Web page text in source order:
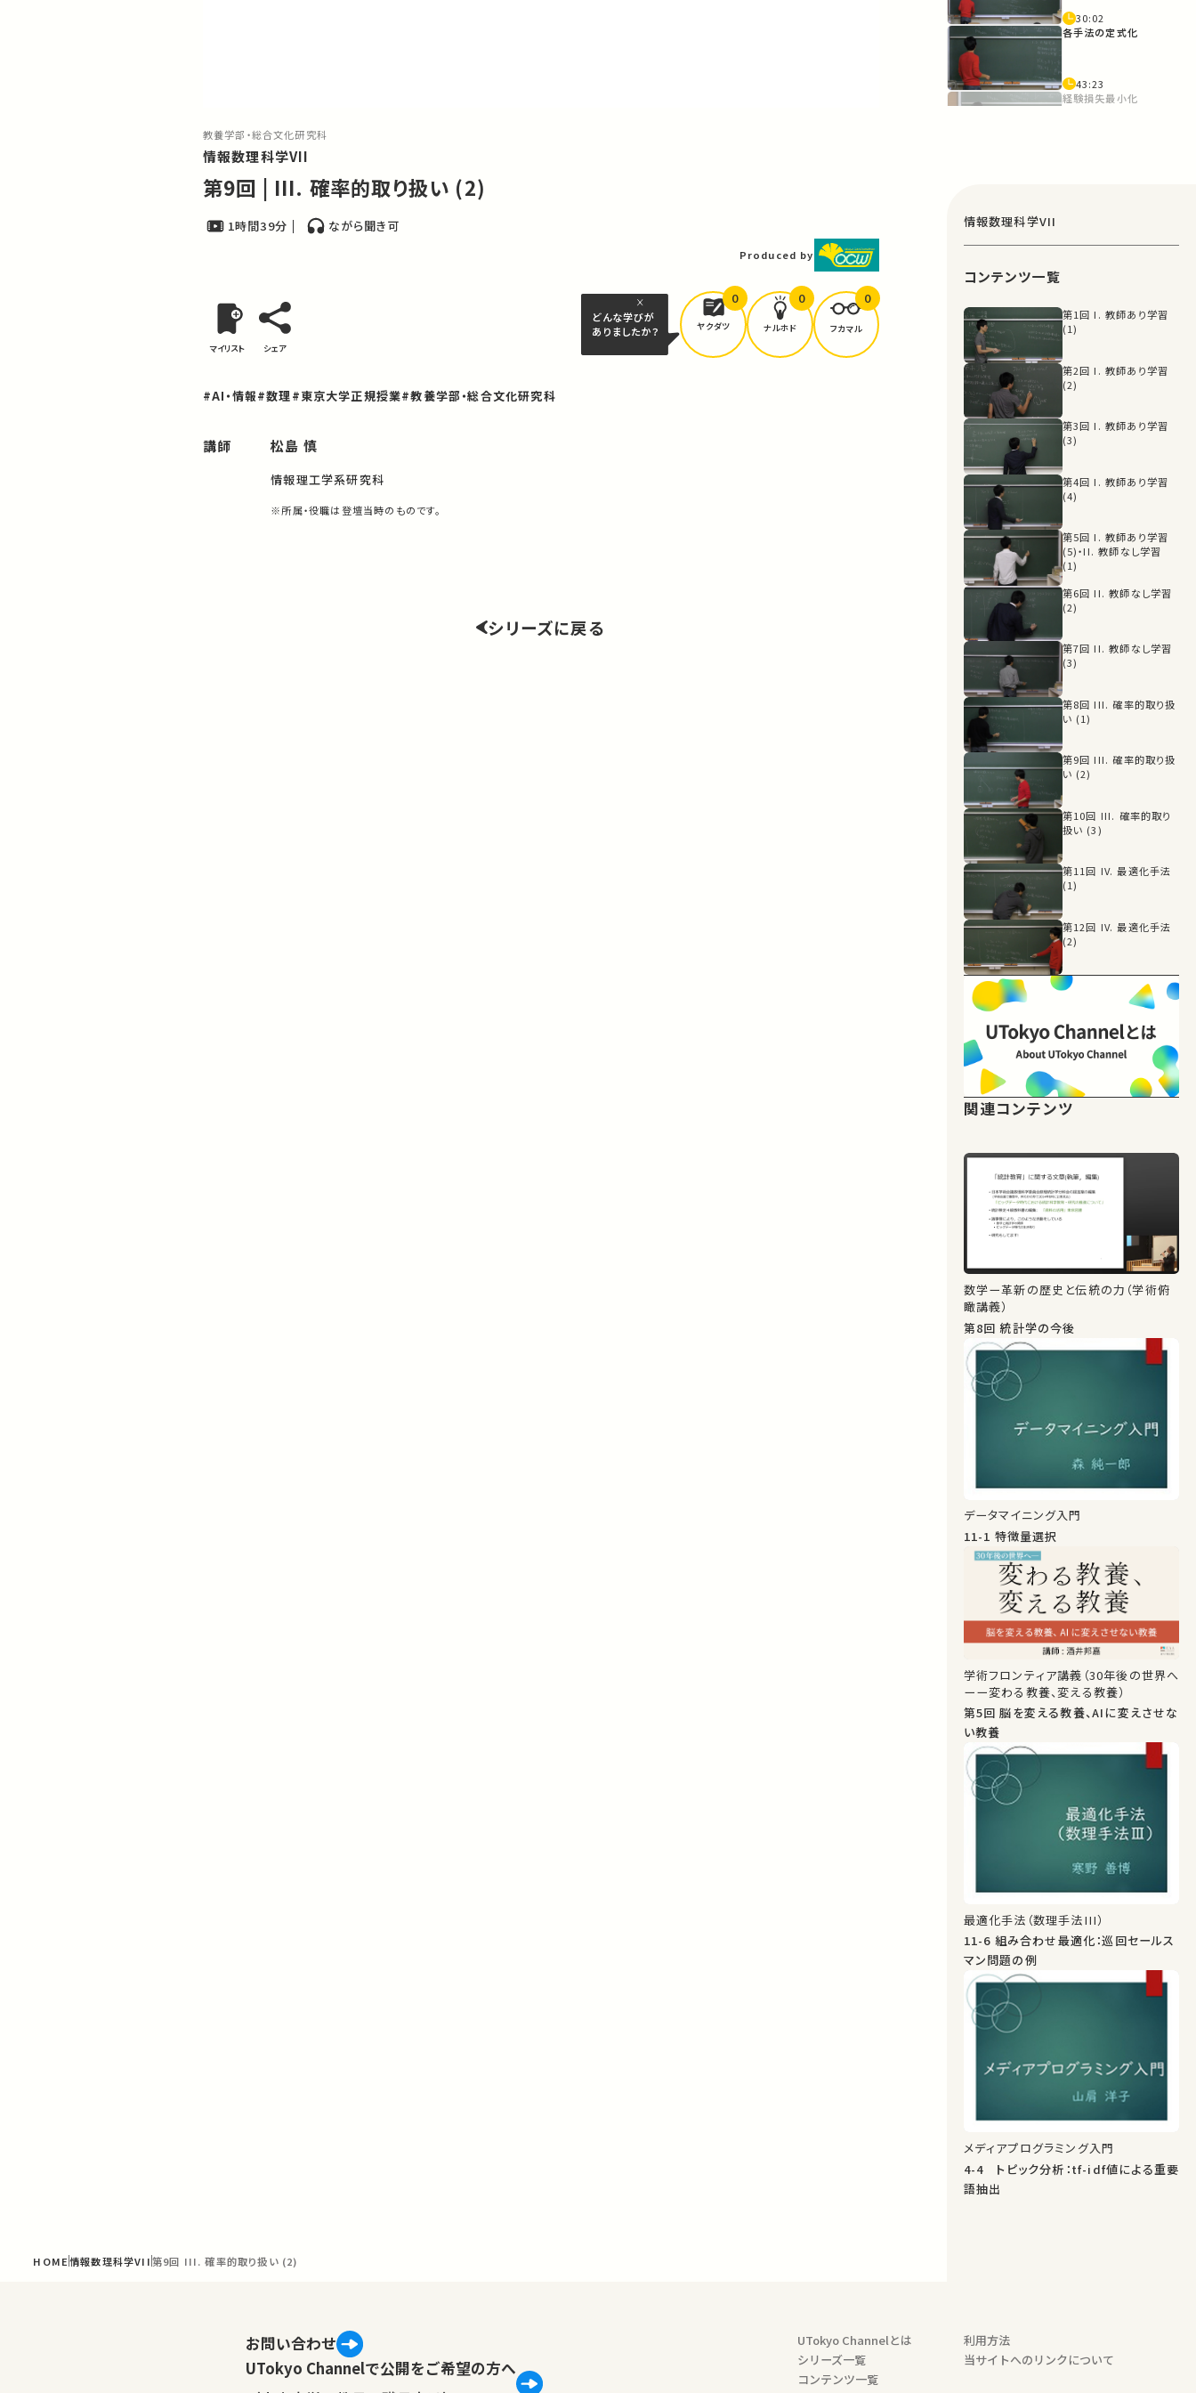
教養学部・総合文化研究科
情報数理科学VII
第9回 | III. 確率的取り扱い (2)
1時間39分 ながら聞き可
Produced by
マイリスト シェア
どんな学びが
ありましたか？
ヤクダツ
0
ナルホド
0
フカマル
0
#AI・情報#数理#東京大学正規授業#教養学部・総合文化研究科
講師 松島 慎
情報理工学系研究科
※所属・役職は登壇当時のものです。
シリーズに戻る
HOME情報数理科学VII第9回 III. 確率的取り扱い (2)
30:02
各手法の定式化
43:23
経験損失最小化
最小化
尤推定
情報数理科学VII
コンテンツ一覧
第1回 I. 教師あり学習
(1)
第2回 I. 教師あり学習
(2)
第3回 I. 教師あり学習
(3)
第4回 I. 教師あり学習
(4)
第5回 I. 教師あり学習
(5)・II. 教師なし学習
(1)
第6回 II. 教師なし学習
(2)
第7回 II. 教師なし学習
(3)
第8回 III. 確率的取り扱
い (1)
第9回 III. 確率的取り扱
い (2)
第10回 III. 確率的取り
扱い (3)
第11回 IV. 最適化手法
(1)
第12回 IV. 最適化手法
(2)
関連コンテンツ
数学ー革新の歴史と伝統の力（学術俯
瞰講義）
第8回 統計学の今後
データマイニング入門
11-1 特徴量選択
学術フロンティア講義（30年後の世界へ
ーー変わる教養、変える教養）
第5回 脳を変える教養、AIに変えさせな
い教養
最適化手法（数理手法III）
11-6 組み合わせ最適化：巡回セールス
マン問題の例
メディアプログラミング入門
4-4 トピック分析：tf-idf値による重要
語抽出
お問い合わせ
UTokyo Channelで公開をご希望の方へ
UTokyo Channelとは
シリーズ一覧
コンテンツ一覧
利用方法
当サイトへのリンクについて